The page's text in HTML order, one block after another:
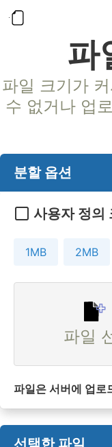
파
파일 크기가
수 없거나 업
분할 옵션
사용자 정의
1MB 2MB
파일
파일은 서버에 업로
선택한 파일